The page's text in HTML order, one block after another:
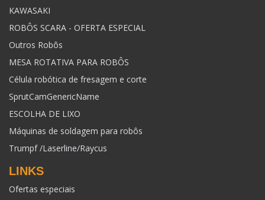
KAWASAKI
ROBÔS SCARA - OFERTA ESPECIAL
Outros Robôs
MESA ROTATIVA PARA ROBÔS
Célula robótica de fresagem e corte
SprutCamGenericName
ESCOLHA DE LIXO
Máquinas de soldagem para robôs
Trumpf /Laserline/Raycus
LINKS
Ofertas especiais